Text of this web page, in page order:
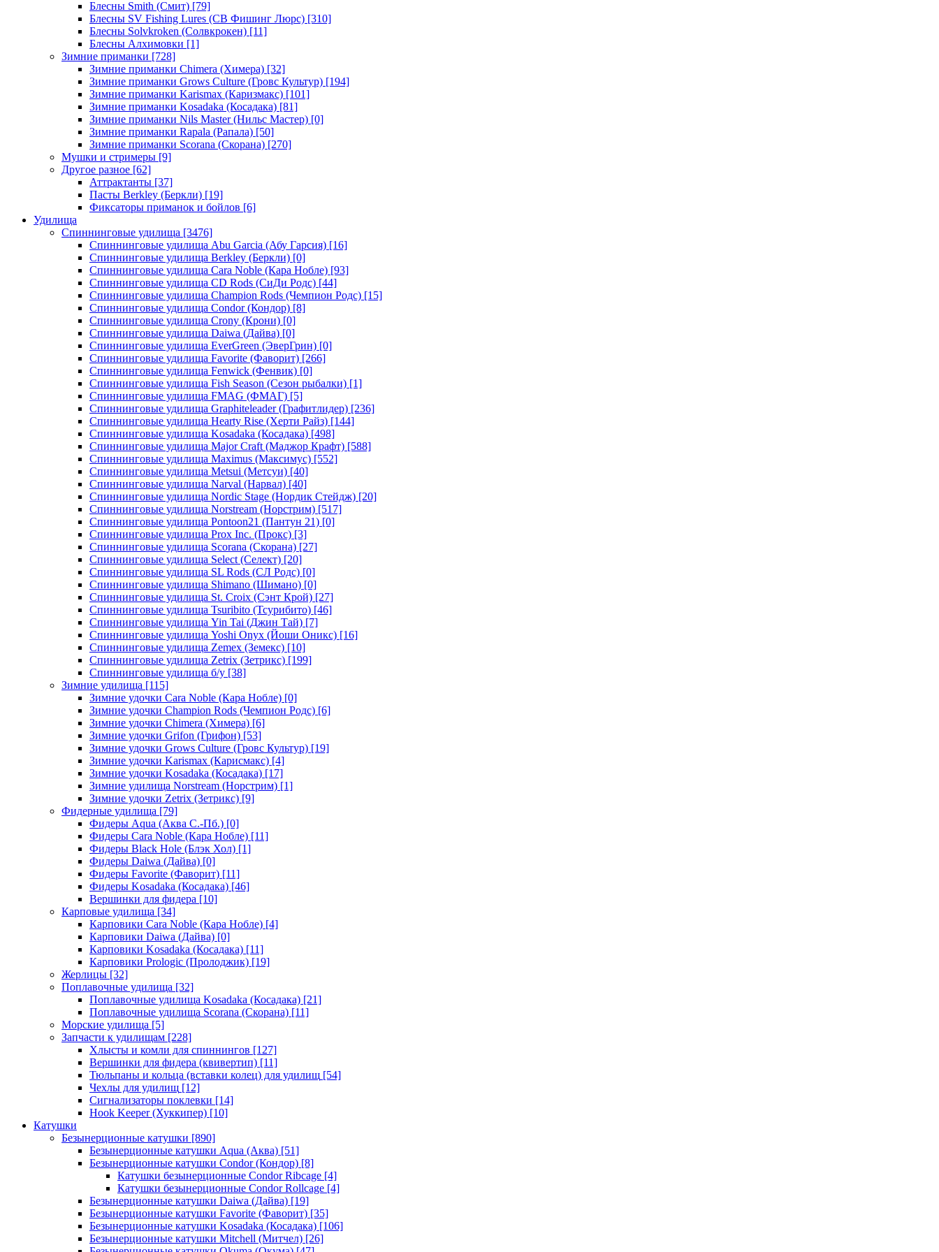
Блесны Smith (Смит) [79]
Блесны SV Fishing Lures (СВ Фишинг Люрс) [310]
Блесны Solvkroken (Солвкрокен) [11]
Блесны Алхимовки [1]
Зимние приманки [728]
Зимние приманки Chimera (Химера) [32]
Зимние приманки Grows Culture (Гровс Культур) [194]
Зимние приманки Karismax (Каризмакс) [101]
Зимние приманки Kosadaka (Косадака) [81]
Зимние приманки Nils Master (Нильс Мастер) [0]
Зимние приманки Rapala (Рапала) [50]
Зимние приманки Scorana (Скорана) [270]
Мушки и стримеры [9]
Другое разное [62]
Аттрактанты [37]
Пасты Berkley (Беркли) [19]
Фиксаторы приманок и бойлов [6]
Удилища
Спиннинговые удилища [3476]
Спиннинговые удилища Abu Garcia (Абу Гарсия) [16]
Спиннинговые удилища Berkley (Беркли) [0]
Спиннинговые удилища Cara Noble (Кара Нобле) [93]
Спиннинговые удилища CD Rods (СиДи Родс) [44]
Спиннинговые удилища Champion Rods (Чемпион Родс) [15]
Спиннинговые удилища Condor (Кондор) [8]
Спиннинговые удилища Crony (Крони) [0]
Спиннинговые удилища Daiwa (Дайва) [0]
Спиннинговые удилища EverGreen (ЭверГрин) [0]
Спиннинговые удилища Favorite (Фаворит) [266]
Спиннинговые удилища Fenwick (Фенвик) [0]
Спиннинговые удилища Fish Season (Сезон рыбалки) [1]
Спиннинговые удилища FMAG (ФМАГ) [5]
Спиннинговые удилища Graphiteleader (Графитлидер) [236]
Спиннинговые удилища Hearty Rise (Херти Райз) [144]
Спиннинговые удилища Kosadaka (Косадака) [498]
Спиннинговые удилища Major Craft (Маджор Крафт) [588]
Спиннинговые удилища Maximus (Максимус) [552]
Спиннинговые удилища Metsui (Метсуи) [40]
Спиннинговые удилища Narval (Нарвал) [40]
Спиннинговые удилища Nordic Stage (Нордик Стейдж) [20]
Спиннинговые удилища Norstream (Норстрим) [517]
Спиннинговые удилища Pontoon21 (Пантун 21) [0]
Спиннинговые удилища Prox Inc. (Прокс) [3]
Спиннинговые удилища Scorana (Скорана) [27]
Спиннинговые удилища Select (Селект) [20]
Спиннинговые удилища SL Rods (СЛ Родс) [0]
Спиннинговые удилища Shimano (Шимано) [0]
Спиннинговые удилища St. Croix (Сэнт Крой) [27]
Спиннинговые удилища Tsuribito (Тсурибито) [46]
Спиннинговые удилища Yin Tai (Джин Тай) [7]
Спиннинговые удилища Yoshi Onyx (Йоши Оникс) [16]
Спиннинговые удилища Zemex (Земекс) [10]
Спиннинговые удилища Zetrix (Зетрикс) [199]
Спиннинговые удилища б/у [38]
Зимние удилища [115]
Зимние удочки Cara Noble (Кара Нобле) [0]
Зимние удочки Champion Rods (Чемпион Родс) [6]
Зимние удочки Chimera (Химера) [6]
Зимние удочки Grifon (Грифон) [53]
Зимние удочки Grows Culture (Гровс Культур) [19]
Зимние удочки Karismax (Карисмакс) [4]
Зимние удочки Kosadaka (Косадака) [17]
Зимние удилища Norstream (Норстрим) [1]
Зимние удочки Zetrix (Зетрикс) [9]
Фидерные удилища [79]
Фидеры Aqua (Аква С.-Пб.) [0]
Фидеры Cara Noble (Кара Нобле) [11]
Фидеры Black Hole (Блэк Хол) [1]
Фидеры Daiwa (Дайва) [0]
Фидеры Favorite (Фаворит) [11]
Фидеры Kosadaka (Косадака) [46]
Вершинки для фидера [10]
Карповые удилища [34]
Карповики Cara Noble (Кара Нобле) [4]
Карповики Daiwa (Дайва) [0]
Карповики Kosadaka (Косадака) [11]
Карповики Prologic (Пролоджик) [19]
Жерлицы [32]
Поплавочные удилища [32]
Поплавочные удилища Kosadaka (Косадака) [21]
Поплавочные удилища Scorana (Скорана) [11]
Морские удилища [5]
Запчасти к удилищам [228]
Хлысты и комли для спиннингов [127]
Вершинки для фидера (квивертип) [11]
Тюльпаны и кольца (вставки колец) для удилищ [54]
Чехлы для удилищ [12]
Сигнализаторы поклевки [14]
Hook Keeper (Хуккипер) [10]
Катушки
Безынерционные катушки [890]
Безынерционные катушки Aqua (Аква) [51]
Безынерционные катушки Condor (Кондор) [8]
Катушки безынерционные Condor Ribcage [4]
Катушки безынерционные Condor Rollcage [4]
Безынерционные катушки Daiwa (Дайва) [19]
Безынерционные катушки Favorite (Фаворит) [35]
Безынерционные катушки Kosadaka (Косадака) [106]
Безынерционные катушки Mitchell (Митчел) [26]